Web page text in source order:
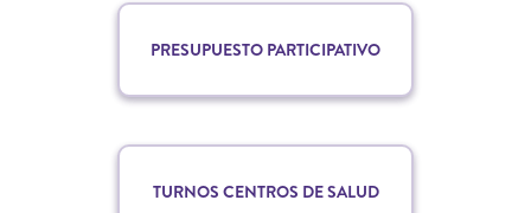
PRESUPUESTO PARTICIPATIVO
TURNOS CENTROS DE SALUD